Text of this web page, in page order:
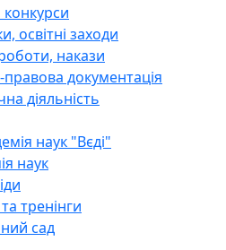
конкурси
освітні заходи
накази
документація
діяльність
наук "Вєді"
наук
тренінги
сад